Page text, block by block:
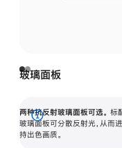
玻璃面板
两种抗反射玻璃面板可选。 标
玻璃面板可分散反射光，从而
持出色画质。
展
开